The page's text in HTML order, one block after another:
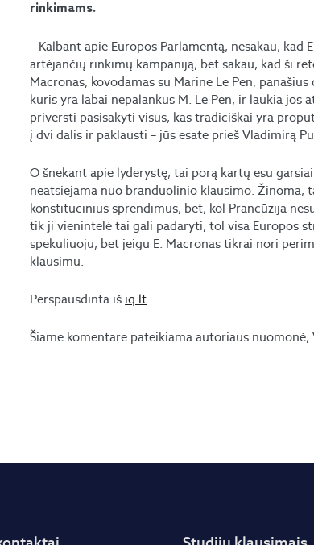
rinkimams.
– Kalbant apie Europos Parlamentą, nesakau, kad
artėjančių rinkimų kampaniją, bet sakau, kad ši
Macronas, kovodamas su Marine Le Pen,
kuris yra labai nepalankus M. Le Pen, ir laukia jos
priversti pasisakyti visus, kas tradiciškai yra
į dvi dalis ir paklausti – jūs esate prieš Vladimirą
O šnekant apie lyderystę, tai porą kartų esu
neatsiejama nuo branduolinio klausimo.
konstitucinius sprendimus, bet, kol Prancūzija
tik ji vienintelė tai gali padaryti, tol visa Europos
spekuliuoju, bet jeigu E. Macronas tikrai nori
klausimu.
Perspausdinta iš iq.lt
Šiame komentare pateikiama autoriaus nuomonė,